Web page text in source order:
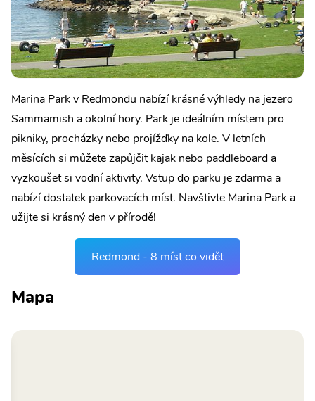
Marina Park v Redmondu nabízí krásné výhledy na jezero
Sammamish a okolní hory. Park je ideálním místem pro
pikniky, procházky nebo projížďky na kole. V letních
měsících si můžete zapůjčit kajak nebo paddleboard a
vyzkoušet si vodní aktivity. Vstup do parku je zdarma a
nabízí dostatek parkovacích míst. Navštivte Marina Park a
užijte si krásný den v přírodě!
Redmond - 8 míst co vidět
Mapa